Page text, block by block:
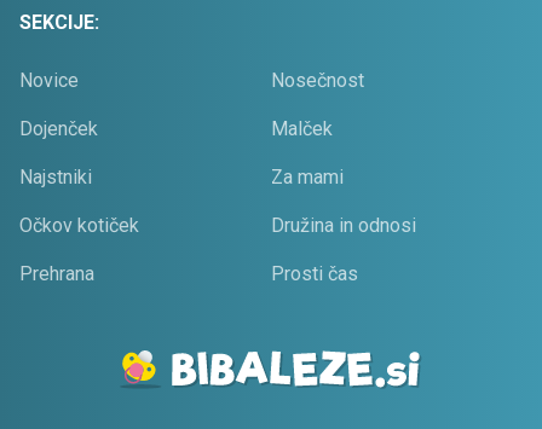
SEKCIJE:
Novice Nosečnost
Dojenček Malček
Najstniki Za mami
Očkov kotiček Družina in odnosi
Prehrana Prosti čas